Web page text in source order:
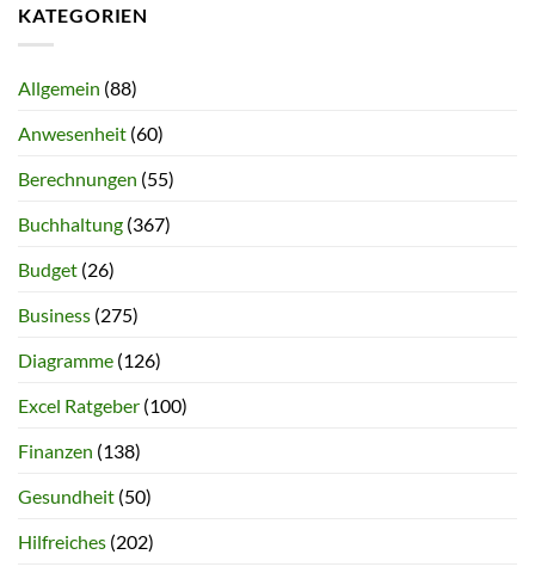
KATEGORIEN
Allgemein (88)
Anwesenheit (60)
Berechnungen (55)
Buchhaltung (367)
Budget (26)
Business (275)
Diagramme (126)
Excel Ratgeber (100)
Finanzen (138)
Gesundheit (50)
Hilfreiches (202)